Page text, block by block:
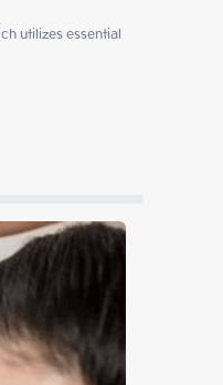
utilizes essential